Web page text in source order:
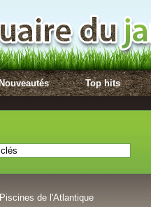
Top hits
Piscines de l'Atlantique